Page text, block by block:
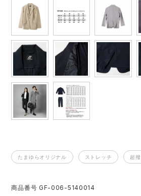
ヤッケ
作業用小物・アクセサリー
鞄・バッグ
つなぎ
電熱ウェア・ヒートウェア
刺繍・プリント加工対象商品
アイズフロンティア ランキング
TSDESIGN ランキング
コーコス ランキング
アイトス ランキング
ジーベック ランキング
作業着
ハイパーV 丸五
ムービンカット グラ
ニオイクリア
エアークラフト
サーヴォ セロ
医療白衣・介護服
たまゆらオリジナル ストレッチ 超
商品番号 GF-006-5140014